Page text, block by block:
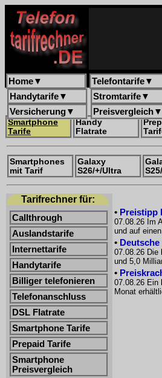
Home▼ Telefontarife▼
Handytarife▼ Stromtarife▼
Versicherung▼ Preisvergleich▼
Smartphone
Tarife
Handy
Flatrate
Smartphones
mit Tarif
Galaxy
S26/+/Ultra
Tarifrechner für:
Callthrough
Auslandstarife
Internettarife
Handytarife
Billiger telefonieren
Telefonanschluss
DSL Flatrate
Smartphone Tarife
Prepaid Tarife
Smartphone
Preisvergleich
• Preistipp
07.08.26 Im
und auf
•
07.08.26 Die
und 5,0
•
07.08.26 Ein
Monat